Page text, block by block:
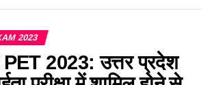
2023
2023: उत्तर प्रदेश